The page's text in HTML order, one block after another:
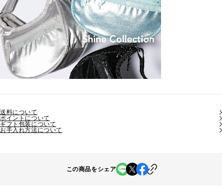
送料について
ポイントについて
ギフト包装について
お手入れ方法について
この商品をシェア